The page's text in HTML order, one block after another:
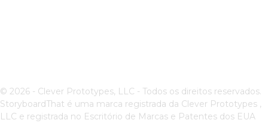
© 2026 - Clever Prototypes, LLC - Todos os direitos reservados.
StoryboardThat é uma marca registrada da Clever Prototypes ,
LLC e registrada no Escritório de Marcas e Patentes dos EUA